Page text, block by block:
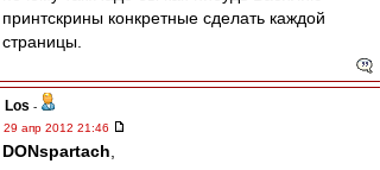
принтскрины конкретные сделать каждой
страницы.
Los -
29 апр 2012 21:46
DONspartach